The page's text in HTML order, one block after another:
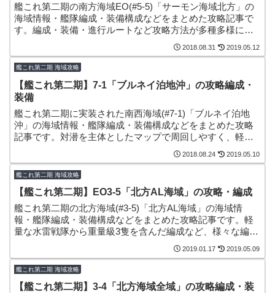
艦これ第二期の南方海域EO(#5-5)「サーモン海域北方」の
海域情報・艦隊編成・装備構成などをまとめた攻略記事で
す。編成・装備・進行ルートなど攻略方法が多種多様にあ
って面白いですが、難易度もかなり高い海域となっていま
2018.08.31 2019.05.12
艦これ第二期 海域攻略
【艦これ第二期】7-1「ブルネイ泊地沖」の攻略編成・
装備
艦これ第二期に実装された南西海域(#7-1)「ブルネイ泊地
沖」の海域情報・艦隊編成・装備構成などをまとめた攻略
記事です。対潜を主体としたマップで周回しやすく、軽
巡・駆逐などのレベリングや戦果稼ぎにも向いています！
2018.08.24 2019.05.10
艦これ第二期 海域攻略
【艦これ第二期】EO3-5「北方AL海域」の攻略・編成
艦これ第二期の北方海域(#3-5)「北方AL海域」の海域情
報・艦隊編成・装備構成などをまとめた攻略記事です。軽
量な水雷戦隊から重量級3隻を含んだ編成など、様々な編成
や戦術を使用できる面白い海域になっています！
2019.01.17 2019.05.09
艦これ第二期 海域攻略
【艦これ第二期】3-4「北方海域全域」の攻略編成・装